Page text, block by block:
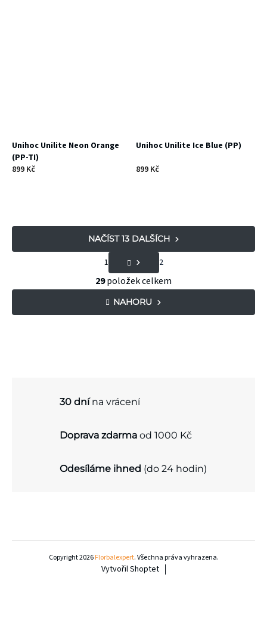
Unihoc Unilite Neon Orange
(PP-TI)
899 Kč
Unihoc Unilite Ice Blue (PP)
899 Kč
O
v
l
c
p
v
ý
p
NAČÍST 13 DALŠÍCH
S
t
r
á
á
í
1 2
29položek celkem
NAHORU
30 dnína vrácení
Doprava zdarma od 1000 Kč
Odesíláme ihned (do 24 hodin)
Vytvořil Shoptet
Copyright 2026Florbalexpert. Všechna práva vyhrazena.